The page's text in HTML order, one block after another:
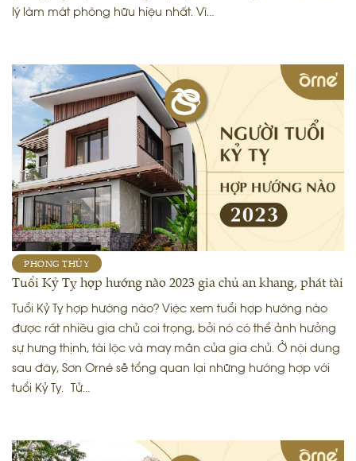
lý làm mát phòng hữu hiệu nhất. Vì…
PHONG THỦY
Tuổi Kỷ Tỵ hợp hướng nào 2023 gia chủ an khang, phát tài
Tuổi Kỷ Tỵ hợp hướng nào? Việc xem tuổi hợp hướng nào
được rất nhiều gia chủ coi trọng, bởi nó có thể ảnh hưởng
sự hưng thịnh, tài lộc và may mắn của gia chủ. Ở nội dung
sau đây, Sơn Orné sẽ tổng quan lại những hướng hợp với
tuổi Kỷ Tỵ. Tử…